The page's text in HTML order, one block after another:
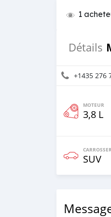
1
Détails
+1435 276
MOTEUR
3,8 L
SUV